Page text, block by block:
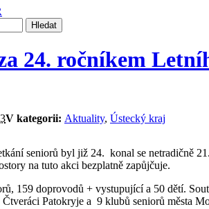
24. ročníkem
V kategorii: Aktuality, Ústecký kraj
seniorů byl již 24. konal se netradičně
na tuto akci bezplatně zapůjčuje.
159 doprovodů + vystupující a 50 dětí.
Patokryje a 9 klubů seniorů města